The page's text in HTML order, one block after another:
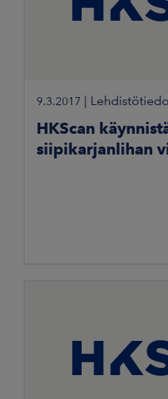
9.3.2017
HKScan
siipikarjanlihan